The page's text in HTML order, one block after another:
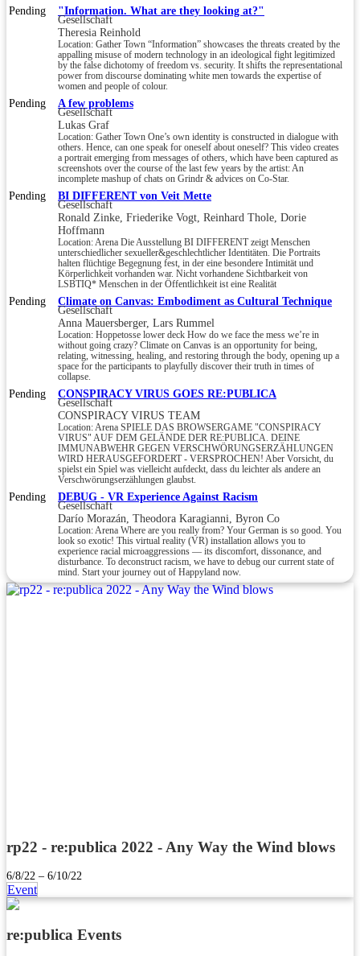
Pending "Information. What are they looking at?"
Gesellschaft
Theresia Reinhold
Location: Gather Town “Information” showcases the threats created by the
appalling misuse of modern technology in an ideological fight legitimized
by the false dichotomy of freedom vs. security. It shifts the representational
power from discourse dominating white men towards the expertise of
women and people of colour.
Pending A few problems
Gesellschaft
Lukas Graf
Location: Gather Town One’s own identity is constructed in dialogue with
others. Hence, can one speak for oneself about oneself? This video creates
a portrait emerging from messages of others, which have been captured as
screenshots over the course of the last few years by the artist: An
incomplete mashup of chats on Grindr & advices on Co-Star.
Pending BI DIFFERENT von Veit Mette
Gesellschaft
Ronald Zinke, Friederike Vogt, Reinhard Thole, Dorie
Hoffmann
Location: Arena Die Ausstellung BI DIFFERENT zeigt Menschen
unterschiedlicher sexueller&geschlechtlicher Identitäten. Die Portraits
halten flüchtige Begegnung fest, in der eine besondere Intimität und
Körperlichkeit vorhanden war. Nicht vorhandene Sichtbarkeit von
LSBTIQ* Menschen in der Öffentlichkeit ist eine Realität
Pending Climate on Canvas: Embodiment as Cultural Technique
Gesellschaft
Anna Mauersberger, Lars Rummel
Location: Hoppetosse lower deck How do we face the mess we’re in
without going crazy? Climate on Canvas is an opportunity for being,
relating, witnessing, healing, and restoring through the body, opening up a
space for the participants to playfully discover their truth in times of
collapse.
Pending CONSPIRACY VIRUS GOES RE:PUBLICA
Gesellschaft
CONSPIRACY VIRUS TEAM
Location: Arena SPIELE DAS BROWSERGAME "CONSPIRACY
VIRUS" AUF DEM GELÄNDE DER RE:PUBLICA. DEINE
IMMUNABWEHR GEGEN VERSCHWÖRUNGSERZÄHLUNGEN
WIRD HERAUSGEFORDERT - VERSPROCHEN! Aber Vorsicht, du
spielst ein Spiel was vielleicht aufdeckt, dass du leichter als andere an
Verschwörungserzählungen glaubst.
Pending DEBUG - VR Experience Against Racism
Gesellschaft
Darío Morazán, Theodora Karagianni, Byron Co
Location: Arena Where are you really from? Your German is so good. You
look so exotic! This virtual reality (VR) installation allows you to
experience racial microaggressions — its discomfort, dissonance, and
disturbance. To deconstruct racism, we have to debug our current state of
mind. Start your journey out of Happyland now.
rp22 - re:publica 2022 - Any Way the Wind blows
6/8/22 – 6/10/22
Event
re:publica Events